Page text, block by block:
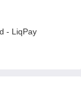
- LiqPay